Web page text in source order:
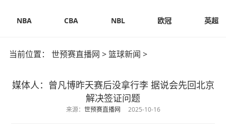
NBA CBA NBL 欧冠 英超
当前位置： 世预赛直播网 >篮球新闻 >
媒体人：曾凡博昨天赛后没拿行李 据说会先回北京
解决签证问题
来源： 世预赛直播网 2025-10-16